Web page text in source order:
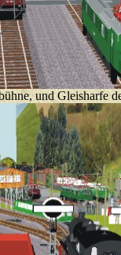
und Gleisharfe